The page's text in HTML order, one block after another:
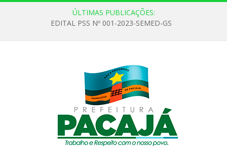
ÚLTIMAS PUBLICAÇÕES:
EDITAL PSS Nº 001-2023-SEMED-GS